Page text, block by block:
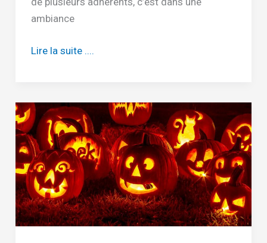
ambiance
Compte-
l’assemblée
générale
2024
Lire la suite ....